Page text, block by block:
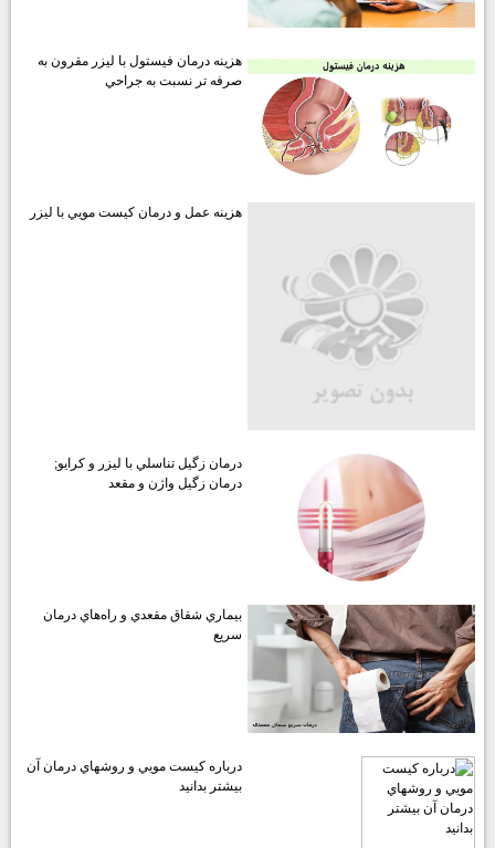
هزينه درمان فيستول با ليزر مقرون به
صرفه تر نسبت به جراحي
هزينه عمل و درمان كيست مويي با ليزر
درمان زگيل تناسلي با ليزر و كرايو;
درمان زگيل واژن و مقعد
بيماري شقاق مقعدي و راه‌هاي درمان
سريع
درباره كيست مويي و روشهاي درمان آن
بيشتر بدانيد